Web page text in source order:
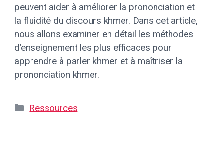
peuvent aider à améliorer la prononciation et
la fluidité du discours khmer. Dans cet article,
nous allons examiner en détail les méthodes
d’enseignement les plus efficaces pour
apprendre à parler khmer et à maîtriser la
prononciation khmer.
Catégories
Ressources